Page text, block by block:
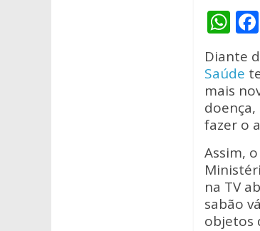
W
h
at
s
A
p
p
Diante
Saúde
mais
fazer o
Assim,
na TV
sabão
objetos